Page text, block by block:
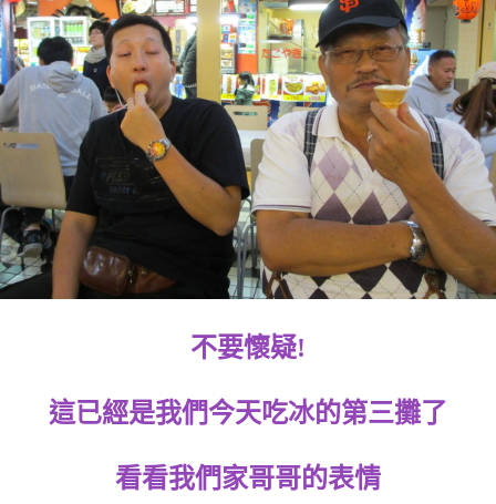
不要懷疑!
這已經是我們今天吃冰的第三攤了
看看我們家哥哥的表情